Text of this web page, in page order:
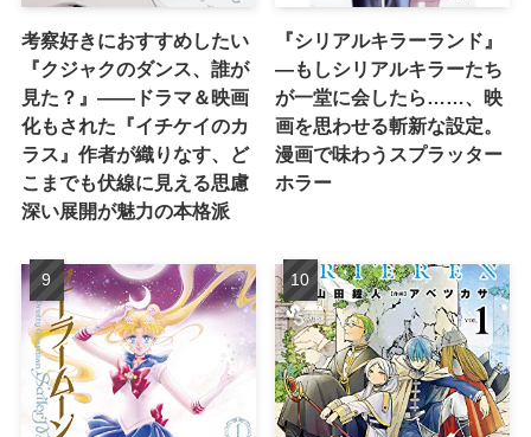
考察好きにおすすめしたい
『クジャクのダンス、誰が
見た？』――ドラマ＆映画
化もされた『イチケイのカ
ラス』作者が織りなす、ど
こまでも伏線に見える思慮
深い展開が魅力の本格派
『シリアルキラーランド』
―もしシリアルキラーたち
が一堂に会したら……、映
画を思わせる斬新な設定。
漫画で味わうスプラッター
ホラー